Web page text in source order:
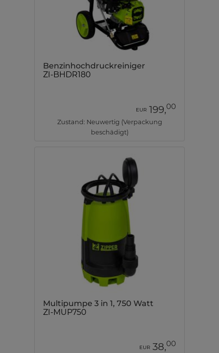
Benzinhochdruckreiniger
ZI-BHDR180
EUR 199,00
Zustand: Neuwertig (Verpackung
beschädigt)
Multipumpe 3 in 1, 750 Watt
ZI-MUP750
EUR 38,00